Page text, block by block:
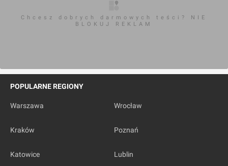
Chcesz dobrych darmowych teści? NIE
BLOKUJ REKLAM
POPULARNE REGIONY
Warszawa Wrocław
Kraków Poznań
Katowice Lublin